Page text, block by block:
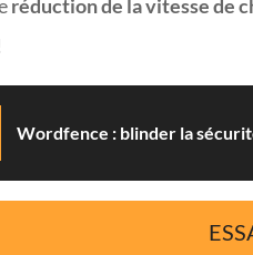
réduction de la vitesse de
Wordfence : blinder la